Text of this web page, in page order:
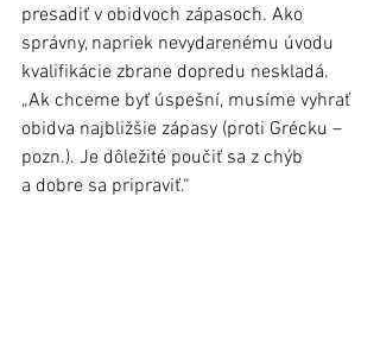
presadiť v obidvoch zápasoch. Ako
správny, napriek nevydarenému úvodu
kvalifikácie zbrane dopredu neskladá.
„Ak chceme byť úspešní, musíme vyhrať
obidva najbližšie zápasy (proti Grécku –
pozn.). Je dôležité poučiť sa z chýb
a dobre sa pripraviť.“